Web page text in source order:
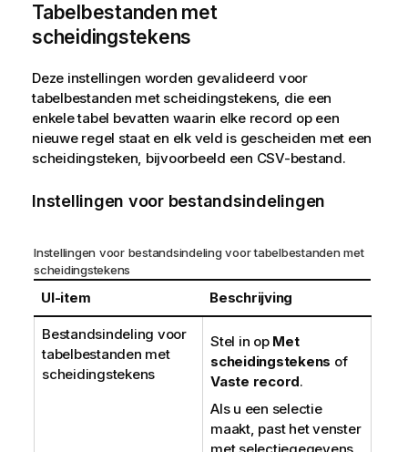
Tabelbestanden met
scheidingstekens
Deze instellingen worden gevalideerd voor
tabelbestanden met scheidingstekens, die een
enkele tabel bevatten waarin elke record op een
nieuwe regel staat en elk veld is gescheiden met een
scheidingsteken, bijvoorbeeld een CSV-bestand.
Instellingen voor bestandsindelingen
Instellingen voor bestandsindeling voor tabelbestanden met
scheidingstekens
UI-item Beschrijving
Bestandsindeling voor
tabelbestanden met
scheidingstekens
Stel in op Met
scheidingstekens of
Vaste record.
Als u een selectie
maakt, past het venster